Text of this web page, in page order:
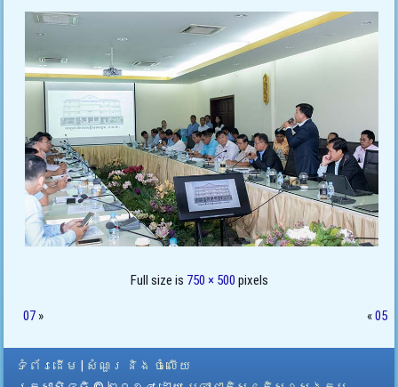
Full size is 750 × 500 pixels
07 » «05
ទំព័រដើម
សំណួរ និង ចំលើយ